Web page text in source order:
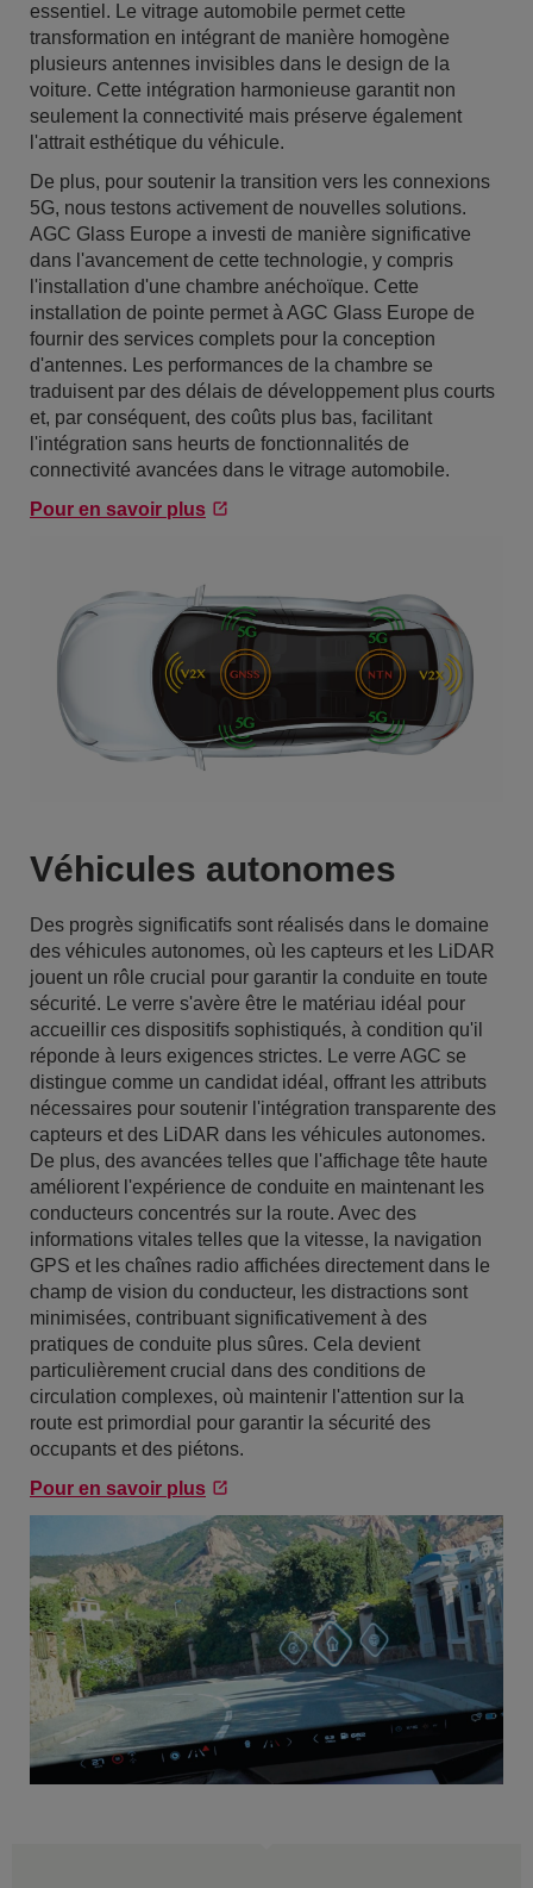
essentiel. Le vitrage automobile permet cette
transformation en intégrant de manière homogène
plusieurs antennes invisibles dans le design de la
voiture. Cette intégration harmonieuse garantit non
seulement la connectivité mais préserve également
l'attrait esthétique du véhicule.
De plus, pour soutenir la transition vers les connexions
5G, nous testons activement de nouvelles solutions.
AGC Glass Europe a investi de manière significative
dans l'avancement de cette technologie, y compris
l'installation d'une chambre anéchoïque. Cette
installation de pointe permet à AGC Glass Europe de
fournir des services complets pour la conception
d'antennes. Les performances de la chambre se
traduisent par des délais de développement plus courts
et, par conséquent, des coûts plus bas, facilitant
l'intégration sans heurts de fonctionnalités de
connectivité avancées dans le vitrage automobile.
Pour en savoir plus
Véhicules autonomes
Des progrès significatifs sont réalisés dans le domaine
des véhicules autonomes, où les capteurs et les LiDAR
jouent un rôle crucial pour garantir la conduite en toute
sécurité. Le verre s'avère être le matériau idéal pour
accueillir ces dispositifs sophistiqués, à condition qu'il
réponde à leurs exigences strictes. Le verre AGC se
distingue comme un candidat idéal, offrant les attributs
nécessaires pour soutenir l'intégration transparente des
capteurs et des LiDAR dans les véhicules autonomes.
De plus, des avancées telles que l'affichage tête haute
améliorent l'expérience de conduite en maintenant les
conducteurs concentrés sur la route. Avec des
informations vitales telles que la vitesse, la navigation
GPS et les chaînes radio affichées directement dans le
champ de vision du conducteur, les distractions sont
minimisées, contribuant significativement à des
pratiques de conduite plus sûres. Cela devient
particulièrement crucial dans des conditions de
circulation complexes, où maintenir l'attention sur la
route est primordial pour garantir la sécurité des
occupants et des piétons.
Pour en savoir plus